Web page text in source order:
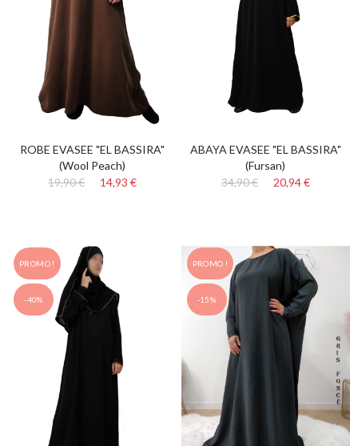
ROBE EVASEE "EL BASSIRA"
(Wool Peach)
19,90 €
14,93 €
ABAYA EVASEE "EL BASSIRA"
(Fursan)
34,90 €
20,94 €
PROMO !
-40%
PROMO !
-15%